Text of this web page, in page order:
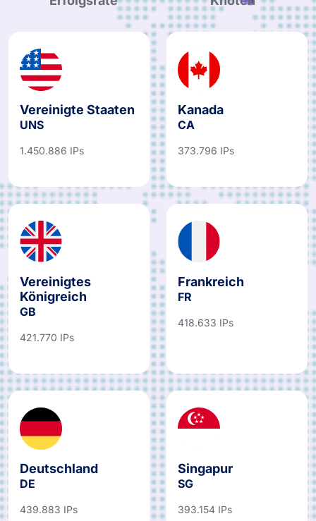
Vereinigte Staaten
UNS
1.450.886 IPs
Kanada
CA
373.796 IPs
Vereinigtes
Königreich
GB
421.770 IPs
Frankreich
FR
418.633 IPs
Deutschland
DE
439.883 IPs
Singapur
SG
393.154 IPs